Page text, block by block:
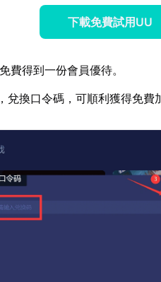
下載免費試用UU
費得到一份會員優待。
換口令碼，可順利獲得免費